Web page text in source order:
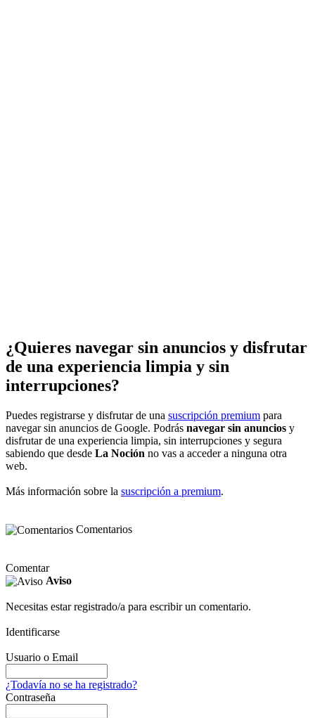
¿Quieres navegar sin anuncios y disfrutar
de una experiencia limpia y sin
interrupciones?
Puedes registrarse y disfrutar de una suscripción premium para
navegar sin anuncios de Google. Podrás navegar sin anuncios y
disfrutar de una experiencia limpia, sin interrupciones y segura
sabiendo que desde La Noción no vas a acceder a ninguna otra
web.
Más información sobre la suscripción a premium.
Comentarios
Comentar
Aviso
Necesitas estar registrado/a para escribir un comentario.
Identificarse
Usuario o Email
¿Todavía no se ha registrado?
Contraseña